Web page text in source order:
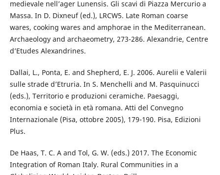
medievale nell’ager Lunensis. Gli scavi di Piazza Mercurio a
Massa. In D. Dixneuf (ed.), LRCW5. Late Roman coarse
wares, cooking wares and amphorae in the Mediterranean.
Archaeology and archaeometry, 273-286. Alexandrie, Centre
d’Etudes Alexandrines.
Dallai, L., Ponta, E. and Shepherd, E. J. 2006. Aurelii e Valerii
sulle strade d’Etruria. In S. Menchelli and M. Pasquinucci
(eds.), Territorio e produzioni ceramiche. Paesaggi,
economia e società in età romana. Atti del Convegno
Internazionale (Pisa, ottobre 2005), 179-190. Pisa, Edizioni
Plus.
De Haas, T. C. A and Tol, G. W. (eds.) 2017. The Economic
Integration of Roman Italy. Rural Communities in a